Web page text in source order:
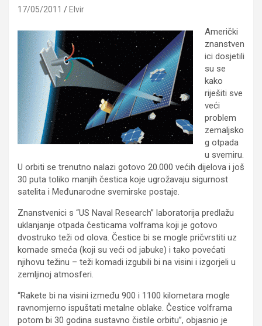
17/05/2011 Elvir
Američki
znanstven
ici dosjetili
su se
kako
riješiti sve
veći
problem
zemaljsko
g otpada
u svemiru.
U orbiti se trenutno nalazi gotovo 20.000 većih dijelova i još
30 puta toliko manjih čestica koje ugrožavaju sigurnost
satelita i Međunarodne svemirske postaje.
Znanstvenici s “US Naval Research” laboratorija predlažu
uklanjanje otpada česticama volframa koji je gotovo
dvostruko teži od olova. Čestice bi se mogle pričvrstiti uz
komade smeća (koji su veći od jabuke) i tako povećati
njihovu težinu – teži komadi izgubili bi na visini i izgorjeli u
zemljinoj atmosferi.
“Rakete bi na visini između 900 i 1100 kilometara mogle
ravnomjerno ispuštati metalne oblake. Čestice volframa
potom bi 30 godina sustavno čistile orbitu”, objasnio je